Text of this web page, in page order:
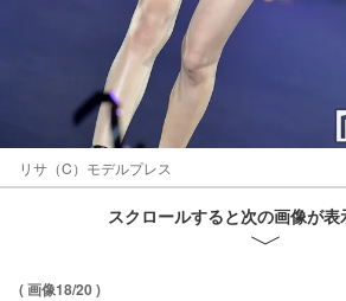
リサ（C）モデルプレス
スクロールすると次の画像が
( 画像18/20 )